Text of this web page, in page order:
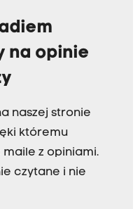
na opinie
naszej stronie
któremu
maile z opiniami.
czytane i nie